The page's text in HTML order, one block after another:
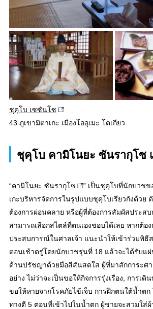
ชุคุโบ เซซันโซ
43 ภูเขามิตาเกะ เมืองโออุเมะ โตเกียว
ชุคุโบ คามิโนยะ ซันรากุโซ
“คามิโนยะ ซันรากุโซ
” เป็นชุคุโบที่นักบวชข
เกะบริหารจัดการในรูปแบบชุคุโบเรียวกังด้วย
ต้องการผ่อนคลาย หรือผู้ที่ต้องการสัมผัสประส
สามารถเลือกสไตล์ที่ตนเองชอบได้เลย หากต้อ
ประสบการณ์ในศาลเจ้า แนะนำให้เข้าร่วมพิธี
ตอนเช้าตรู่โดยนักบวชรุ่นที่ 18 แล้วจะได้รับแ
ด้านปรัชญาด้วยมือสีสันสดใส ผู้ที่มาสักการะศา
อย่าง ไม่ว่าจะเป็นขอให้กิจการรุ่งเรือง, การเดิ
ขอให้หายจากโรคภัยไข้เจ็บ การฝึกตนใต้น้ำตก
ทางตี 5 ตอนที่เข้าไปในน้ำตก ผู้ชายจะสวมใส่